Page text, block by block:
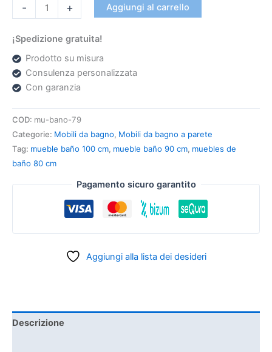
- + Aggiungi al carrello
¡Spedizione gratuita!
Prodotto su misura
Consulenza personalizzata
Con garanzia
COD: mu-bano-79
Categorie: Mobili da bagno, Mobili da bagno a parete
Tag: mueble baño 100 cm, mueble baño 90 cm, muebles de
baño 80 cm
Pagamento sicuro garantito
Aggiungi alla lista dei desideri
Descrizione